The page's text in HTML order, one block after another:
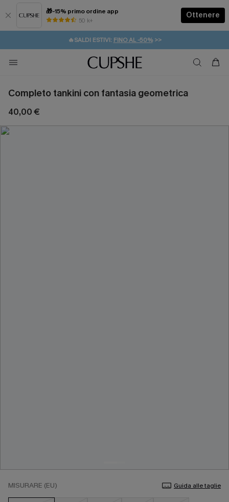
🎁-15% primo ordine app
50 k+
Ottenere
⚡️-15% SUGLI ESSENZIALI DA VACANZA | ACQUISTA
🔥SALDI ESTIVI: FINO AL -50%>>
🚚SPEDIZIONE GRATUITA DA 49€
💌REGALO PER I NUOVI: 20% DI SCONTO*
Completo tankini con fantasia geometrica
40,00 €
MISURARE (EU) Guida alle taglie